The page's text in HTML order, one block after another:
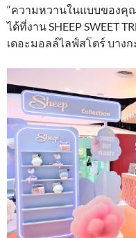
“ความหวานในแบบของคุณ
ได้ที่งาน SHEEP SWEET
เดอะมอลล์ไลฟ์สโตร์ บางก